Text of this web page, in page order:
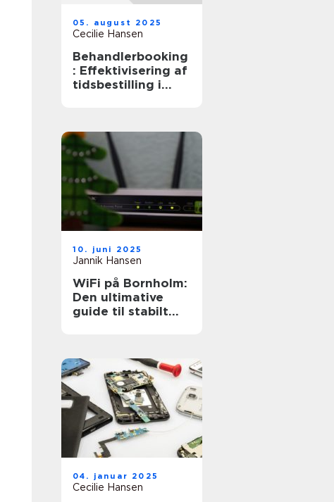
05. august 2025
Cecilie Hansen
Behandlerbooking
: Effektivisering af
tidsbestilling i
10. juni 2025
Jannik Hansen
WiFi på Bornholm:
Den ultimative
guide til stabilt
04. januar 2025
Cecilie Hansen